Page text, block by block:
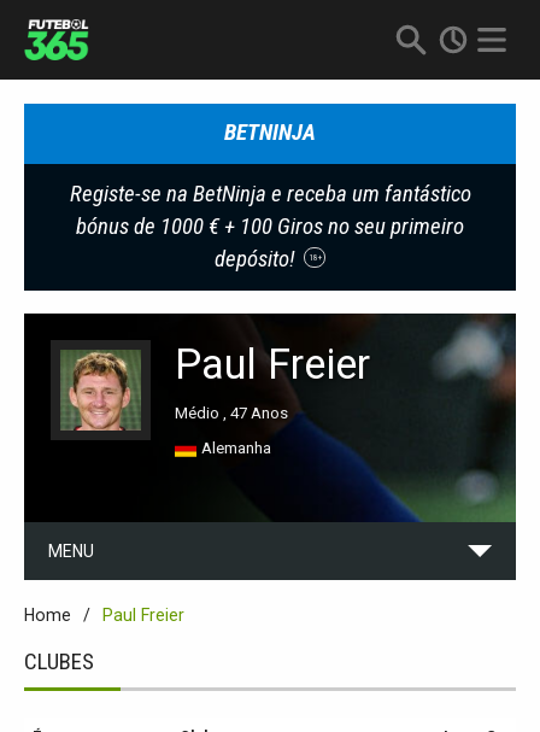
BETNINJA
Registe-se na BetNinja e receba um fantástico
bónus de 1000 € + 100 Giros no seu primeiro
depósito!
18+
Paul Freier
Médio , 47 Anos
Alemanha
MENU
Home Paul Freier
CLUBES